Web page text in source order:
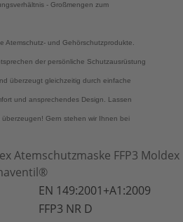
- Großmengen zum
Atemschutz- und Gehörschutzprodukte.
der persönliche Schutzausrüstung
überzeugt gleichzeitig durch einfache
und ansprechendes Design. Lassen
Gern stehen wir Ihnen bei
Atemschutzmaske FFP3 Moldex
EN 149:2001+A1:2009
FFP3 NR D